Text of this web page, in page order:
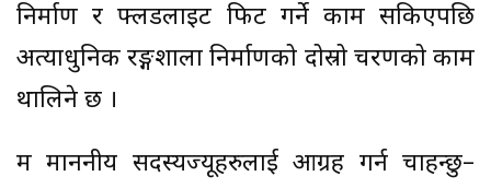
निर्माण र फ्लडलाइट फिट गर्ने काम सकिएपछि
अत्याधुनिक रङ्गशाला निर्माणको दोस्रो चरणको काम
थालिने छ ।
म माननीय सदस्यज्यूहरुलाई आग्रह गर्न चाहन्छु–